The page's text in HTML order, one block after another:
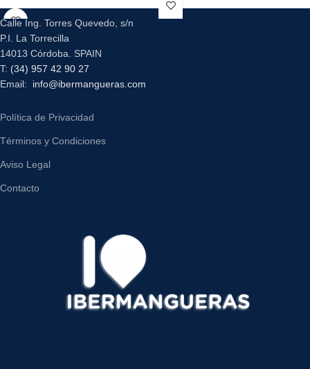
Calle Ing. Torres Quevedo, s/n
P.I. La Torrecilla
14013 Córdoba. SPAIN
T: (34) 957 42 90 27
Email: info@ibermangueras.com
Política de Privacidad
Términos y Condiciones
Aviso Legal
Contacto